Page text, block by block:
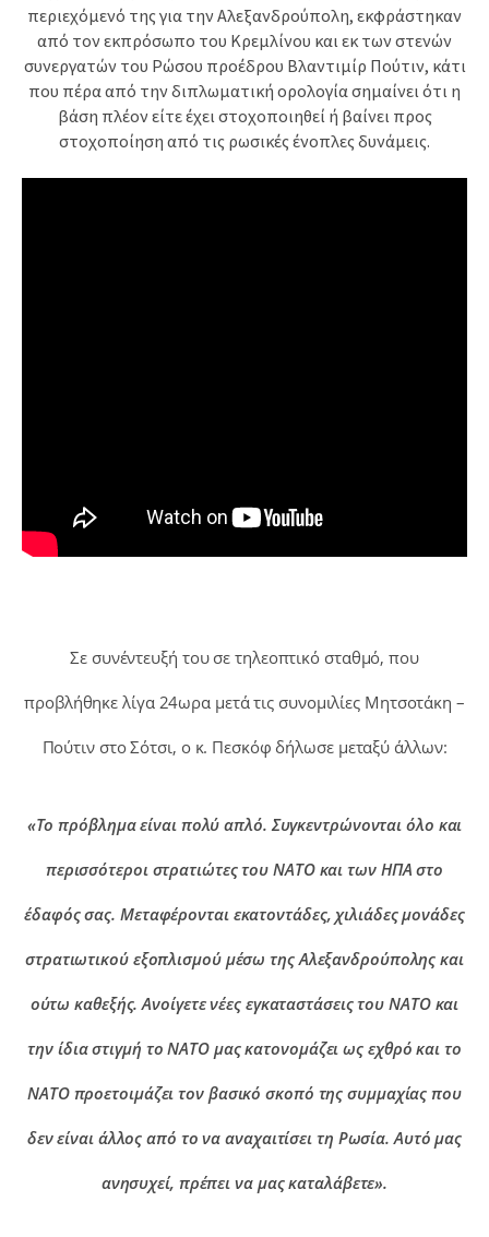
περιεχόμενό της για την Αλεξανδρούπολη, εκφράστηκαν
από τον εκπρόσωπο του Κρεμλίνου και εκ των στενών
συνεργατών του Ρώσου προέδρου Βλαντιμίρ Πούτιν, κάτι
που πέρα από την διπλωματική ορολογία σημαίνει ότι η
βάση πλέον είτε έχει στοχοποιηθεί ή βαίνει προς
στοχοποίηση από τις ρωσικές ένοπλες δυνάμεις.
Σε συνέντευξή του σε τηλεοπτικό σταθμό, που
προβλήθηκε λίγα 24ωρα μετά τις συνομιλίες Μητσοτάκη –
Πούτιν στο Σότσι, ο κ. Πεσκόφ δήλωσε μεταξύ άλλων:
«Το πρόβλημα είναι πολύ απλό. Συγκεντρώνονται όλο και
περισσότεροι στρατιώτες του ΝΑΤΟ και των ΗΠΑ στο
έδαφός σας. Μεταφέρονται εκατοντάδες, χιλιάδες μονάδες
στρατιωτικού εξοπλισμού μέσω της Αλεξανδρούπολης και
ούτω καθεξής. Ανοίγετε νέες εγκαταστάσεις του ΝΑΤΟ και
την ίδια στιγμή το ΝΑΤΟ μας κατονομάζει ως εχθρό και το
ΝΑΤΟ προετοιμάζει τον βασικό σκοπό της συμμαχίας που
δεν είναι άλλος από το να αναχαιτίσει τη Ρωσία. Αυτό μας
ανησυχεί, πρέπει να μας καταλάβετε».